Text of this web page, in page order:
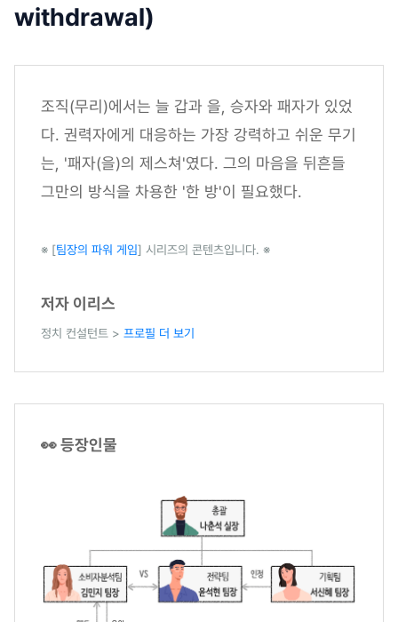
withdrawal)
조직(무리)에서는 늘 갑과 을, 승자와 패자가 있었
다. 권력자에게 대응하는 가장 강력하고 쉬운 무기
는, '패자(을)의 제스쳐'였다. 그의 마음을 뒤흔들
그만의 방식을 차용한 '한 방'이 필요했다.
※ [팀장의 파워 게임] 시리즈의 콘텐츠입니다. ※
저자 이리스
정치 컨설턴트 > 프로필 더 보기
👀 등장인물